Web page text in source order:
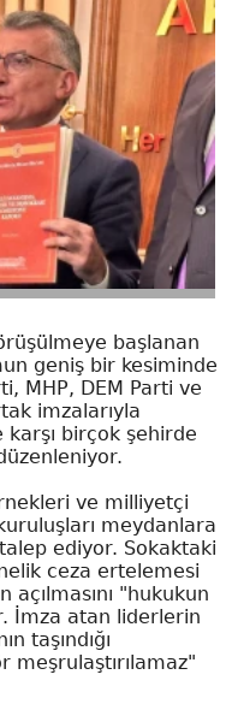
başlanan
geniş bir kesiminde
MHP, DEM Parti ve
imzalarıyla
birçok şehirde
ve milliyetçi
meydanlara
ediyor. Sokaktaki
ceza ertelemesi
açılmasını "hukukun
İmza atan liderlerin
taşındığı
meşrulaştırılamaz"